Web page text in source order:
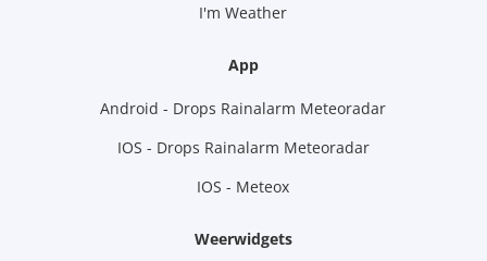
I'm Weather
App
Android - Drops Rainalarm Meteoradar
IOS - Drops Rainalarm Meteoradar
IOS - Meteox
Weerwidgets